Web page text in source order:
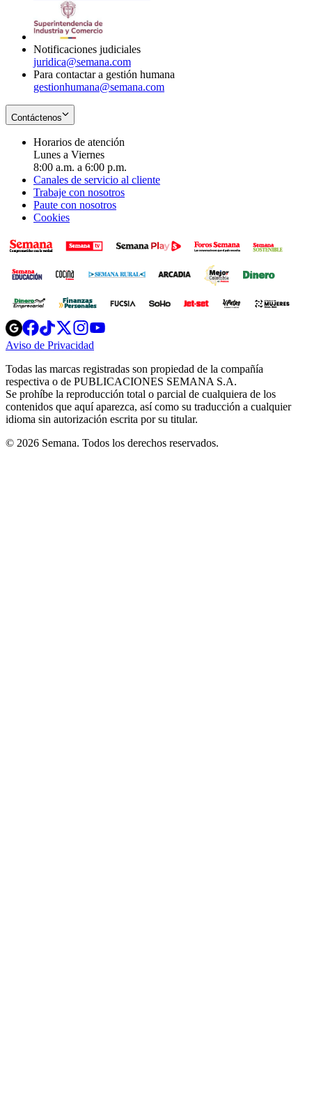
Notificaciones judiciales
juridica@semana.com
Para contactar a gestión humana
gestionhumana@semana.com
Contáctenos
Horarios de atención
Lunes a Viernes
8:00 a.m. a 6:00 p.m.
Canales de servicio al cliente
Trabaje con nosotros
Paute con nosotros
Cookies
Opens
in
new
Opens
in
new
Opens
in
new
window
Opens
new
windowwindow
Aviso de Privacidad
new
window
Todas las marcas registradas son propiedad de la compañía
respectiva o de PUBLICACIONES SEMANA S.A.
Se prohíbe la reproducción total o parcial de cualquiera de los
contenidos que aquí aparezca, así como su traducción a cualquier
idioma sin autorización escrita por su titular.
© 2026 Semana. Todos los derechos reservados.